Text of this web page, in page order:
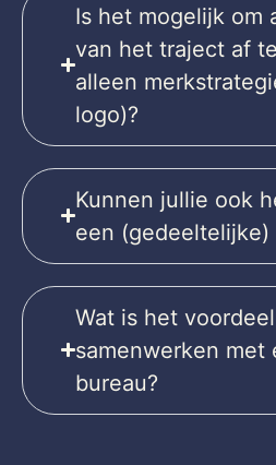
Is het mogelijk om
van het traject af
alleen
logo)?
Kunnen jullie ook
een (gedeeltelijke)
Wat is het
samenwerken met
bureau?